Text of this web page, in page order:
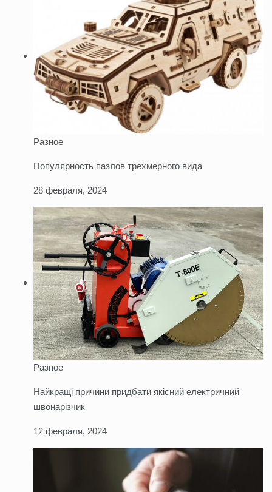
Разное
Популярность пазлов трехмерного вида
28 февраля, 2024
Разное
Найкращі причини придбати якісний електричний
швонарізчик
12 февраля, 2024